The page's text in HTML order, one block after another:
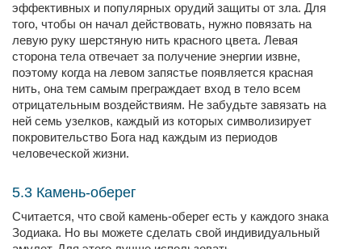
эффективных и популярных орудий защиты от зла. Для
того, чтобы он начал действовать, нужно повязать на
левую руку шерстяную нить красного цвета. Левая
сторона тела отвечает за получение энергии извне,
поэтому когда на левом запястье появляется красная
нить, она тем самым преграждает вход в тело всем
отрицательным воздействиям. Не забудьте завязать на
ней семь узелков, каждый из которых символизирует
покровительство Бога над каждым из периодов
человеческой жизни.
5.3 Камень-оберег
Считается, что свой камень-оберег есть у каждого знака
Зодиака. Но вы можете сделать свой индивидуальный